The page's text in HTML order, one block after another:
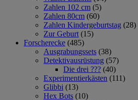
Zahlen 102 cm (5)
Zahlen 80cm (60)
Zahlen Kindergeburtstag (28)
Zur Geburt (15)
Forscherecke (485)
Ausgrabungssets (38)
Detektivausrüstung (57)
Die drei ??? (40)
Experimentierkästen (111)
Glibbi (13)
Hex Bots (10)